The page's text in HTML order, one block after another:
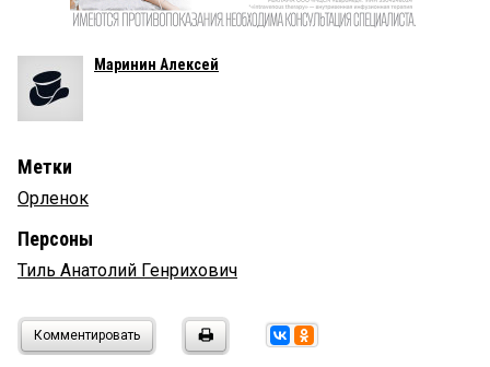
Маринин Алексей
Метки
Орленок
Персоны
Тиль Анатолий Генрихович
Комментировать